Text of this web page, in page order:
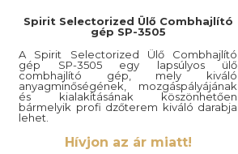
Spirit Selectorized Ülő Combhajlító
gép SP-3505
A Spirit Selectorized Ülő Combhajlító
gép SP-3505 egy lapsúlyos ülő
combhajlító gép, mely kiváló
anyagminőségének, mozgáspályájának
és kialakításának köszönhetően
bármelyik profi dzőterem kiváló darabja
lehet.
Hívjon az ár miatt!